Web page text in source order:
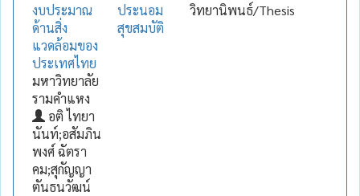
งบประมาณ
ด้านสิ่ง
แวดล้อมของ
ประเทศไทย
มหาวิทยาลัย
รามคำแหง
อติ ไทยา
นันท์;อสัมภิน
พงศ์ ฉัตรา
คม;สุกัญญา
ตันธนวัฒน์
ประนอม
สุขสมบัติ
วิทยานิพนธ์/Thesis